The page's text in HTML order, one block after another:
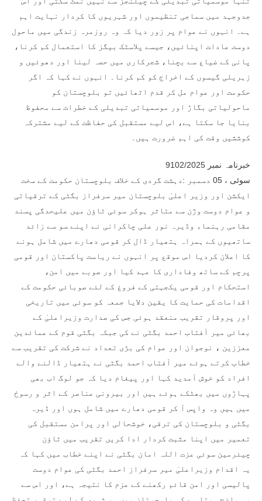
جدوجہد میں سماجی تنظیموں اور شہریوں کا کردار نہایت اہم
ہے۔ انہوں نے عوام پر زور دیا کہ وہ روزمرہ زندگی میں ماحول
دوست عادات اپنائیں، جیسے پلاسٹک بیگز کا استعمال کم کرنا،
پانی کے ضیاع سے بچنا، شجرکاری میں حصہ لینا اور دھوئیں و
زہریلی گیسوں کے اخراج کو کم کرنا۔ انہوں نے کہا کہ اگر
حکومت اور عوام مل کر قدم اٹھائیں تو بلوچستان کو
ماحولیاتی بگاڑ اور موسمیاتی تبدیلی کے خطرات سے محفوظ
بنایا جا سکتا ہے، اس لیے مستقبل کی حفاظت کے لیے مشترکہ
کوششیں وقت کی اہم ضرورت ہیں۔
خبرنامہ نمبر 9102/2025
سوئی ، 05 دسمبر :دہشت گردی کے خلاف بلوچستان حکومت کے سخت
ایکشن اور وزیر اعلیٰ بلوچستان میر سرفراز بگٹی کے ترقیاتی
و عوام دوست وژن سے متاثر ہوکر سوئی ٹاؤن میں علیحدگی پسند
مقامی رہنماء وڈیرہ نور علی چاکرانی نے اپنے سو سے زائد
ساتھیوں کے ہمراہ ہتھیار ڈال کر قومی دھارے میں شامل ہونے
کا اعلان کردیا اس موقع پر انہوں نے ریاست پاکستان اور قومی
پرچم کے ساتھ وفاداری کا عہد کیا اور صوبے میں امن،
استحکام اور قومی یکجہتی کے فروغ کے لئے صوبائی حکومت کے
اقدامات کی حمایت کا یقین دلایا جمعہ کو سوئی میں تاریخی
اور پروقار تقریب منعقد ہوئی جس کی صدارت وزیراعلیٰ کے
بھائی میر آفتاب احمد بگٹی نے کی جبکہ بگٹی قوم کے عمائدین
معززین ، نوجوان اور عوام کی بڑی تعداد نے شرکت کی تقریب سے
خطاب کرتے ہوئے میر آفتاب احمد بگٹی نے ہتھیار ڈالنے والے
افراد کو خوش آمدید کہا اور پیغام دیا کہ جو لوگ اب بھی
پہاڑوں میں بھٹکے ہوئے ہیں اور بیرونی عناصر کے اثر و رسوخ
میں ہیں وہ واپس آ کر قومی دھارے میں شامل ہوں اور ڈیرہ
بگٹی و بلوچستان کی ترقی، خوشحالی اور پرامن مستقبل کی
تعمیر میں اپنا مثبت کردار ادا کریں تقریب میں ٹاؤن
چیئرمین سوئی عزت اللہ امان بگٹی نے اپنے خطاب میں کہا کہ
یہ اقدام وزیراعلیٰ میر سرفراز احمد بگٹی کی عوام دوست
پالیسی اور امن قائم رکھنے کے عزم کا نتیجہ ہے، اور اس سے